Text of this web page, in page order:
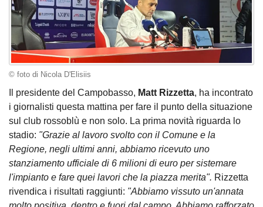
© foto di Nicola D'Elisiis
Il presidente del Campobasso, Matt Rizzetta, ha incontrato
i giornalisti questa mattina per fare il punto della situazione
sul club rossoblù e non solo. La prima novità riguarda lo
stadio: "Grazie al lavoro svolto con il Comune e la
Regione, negli ultimi anni, abbiamo ricevuto uno
stanziamento ufficiale di 6 milioni di euro per sistemare
l'impianto e fare quei lavori che la piazza merita". Rizzetta
rivendica i risultati raggiunti: "Abbiamo vissuto un'annata